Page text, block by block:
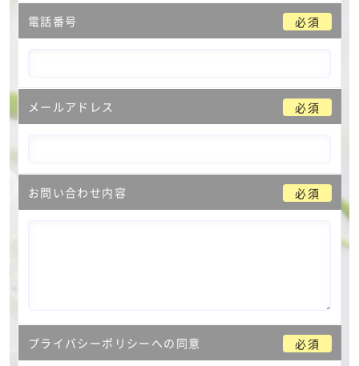
電話番号 必須
メールアドレス 必須
お問い合わせ内容 必須
プライバシーポリシーへの同意 必須